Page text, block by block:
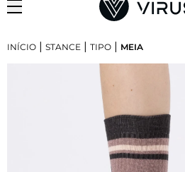
INÍCIO | STANCE | TIPO | MEIA